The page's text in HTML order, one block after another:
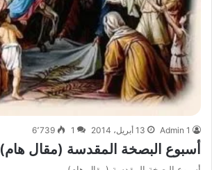
Admin 1 13 أبريل، 2014 1 6٬739
أسبوع البصخة المقدسة (مقال هام)